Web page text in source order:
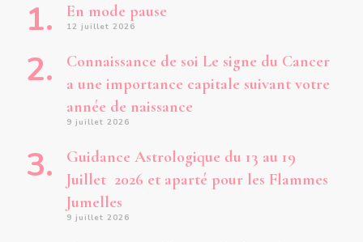
En mode pause
12 juillet 2026
Connaissance de soi Le signe du Cancer
a une importance capitale suivant votre
année de naissance
9 juillet 2026
Guidance Astrologique du 13 au 19
Juillet 2026 et aparté pour les Flammes
Jumelles
9 juillet 2026